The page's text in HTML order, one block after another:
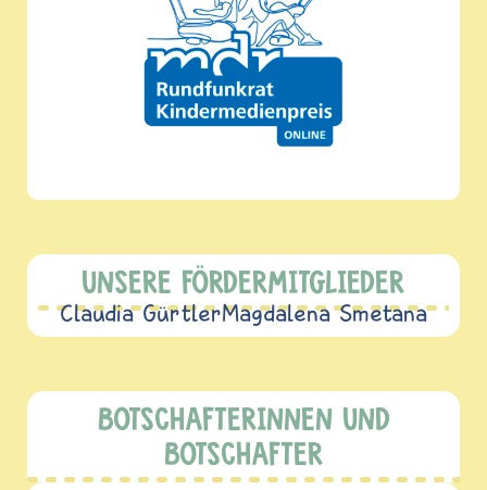
UNSERE FÖRDERMITGLIEDER
Claudia GürtlerMagdalena Smetana
BOTSCHAFTERINNEN UND
BOTSCHAFTER